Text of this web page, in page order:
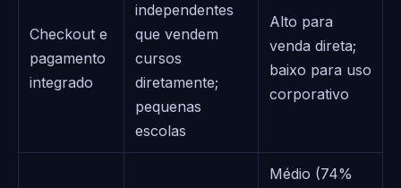
Checkout e
pagamento
integrado
independentes
que vendem
cursos
diretamente;
pequenas
escolas
Alto para
venda direta;
baixo para uso
corporativo
Médio (74%